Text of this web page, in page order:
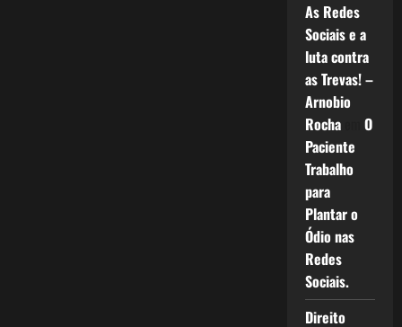
As Redes
Sociais e a
luta contra
as Trevas! –
Arnobio
Rochaem O
Paciente
Trabalho
para
Plantar o
Ódio nas
Redes
Sociais.
Direito